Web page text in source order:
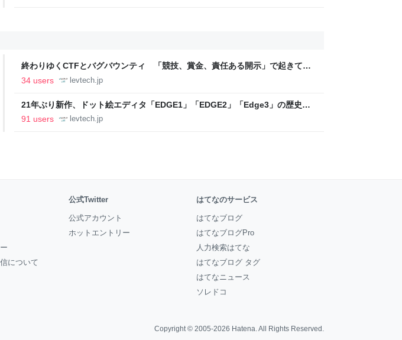
終わりゆくCTFとバグバウンティ 「競技、賞金、責任ある開示」で起きてい
ること【フォーカス】 - レバテックLAB
34 users levtech.jp
21年ぶり新作、ドット絵エディタ「EDGE1」「EDGE2」「Edge3」の歴史に
ついて作者に聞く【フォーカス】 - レバテックLAB
91 users levtech.jp
について
公式Twitter
公式アカウント
ホットエントリー
はてなのサービス
はてなブログ
はてなブログPro
人力検索はてな
はてなブログ タグ
はてなニュース
ソレドコ
Copyright © 2005-2026 Hatena. All Rights Reserved.